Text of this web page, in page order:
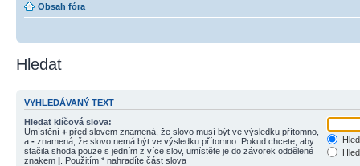
Obsah fóra
Hledat
VYHLEDÁVANÝ TEXT
Hledat klíčová slova:
Umístění + před slovem znamená, že slovo musí být ve výsledku přítomno,
a - znamená, že slovo nemá být ve výsledku přítomno. Pokud chcete, aby
stačila shoda pouze s jedním z více slov, umístěte je do závorek oddělené
znakem | . Použitím * nahradíte část slova